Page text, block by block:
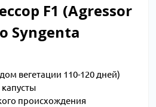
F1 (Agressor
Syngenta
вегетации 110-120 дней)
происхождения